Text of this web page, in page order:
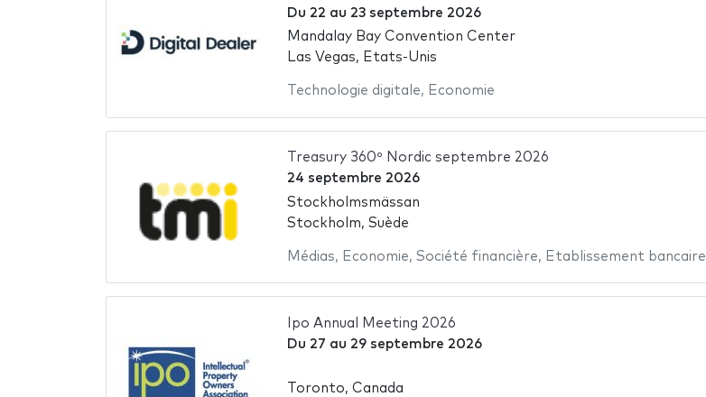
Du 22 au 23 septembre 2026
Mandalay Bay Convention Center
Las Vegas, Etats-Unis
Technologie digitale, Economie
Treasury 360º Nordic septembre 2026
24 septembre 2026
Stockholmsmässan
Stockholm, Suède
Médias, Economie, Société financière, Etablissement bancaire
Ipo Annual Meeting 2026
Du 27 au 29 septembre 2026
Toronto, Canada